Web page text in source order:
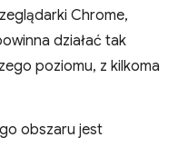
Chrome,
działać tak
poziomu, z kilkoma
obszaru jest